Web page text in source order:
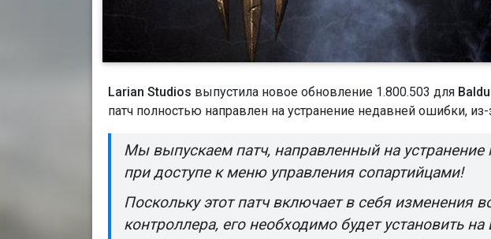
Larian Studios выпустила новое обновление 1.800.503 для
патч полностью направлен на устранение недавней ошибки, из-
Мы выпускаем патч, направленный на устранение
при доступе к меню управления сопартийцами!
Поскольку этот патч включает в себя изменения
контроллера, его необходимо будет установить